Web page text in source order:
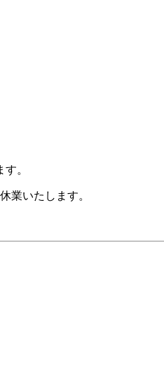
。
業いたします。